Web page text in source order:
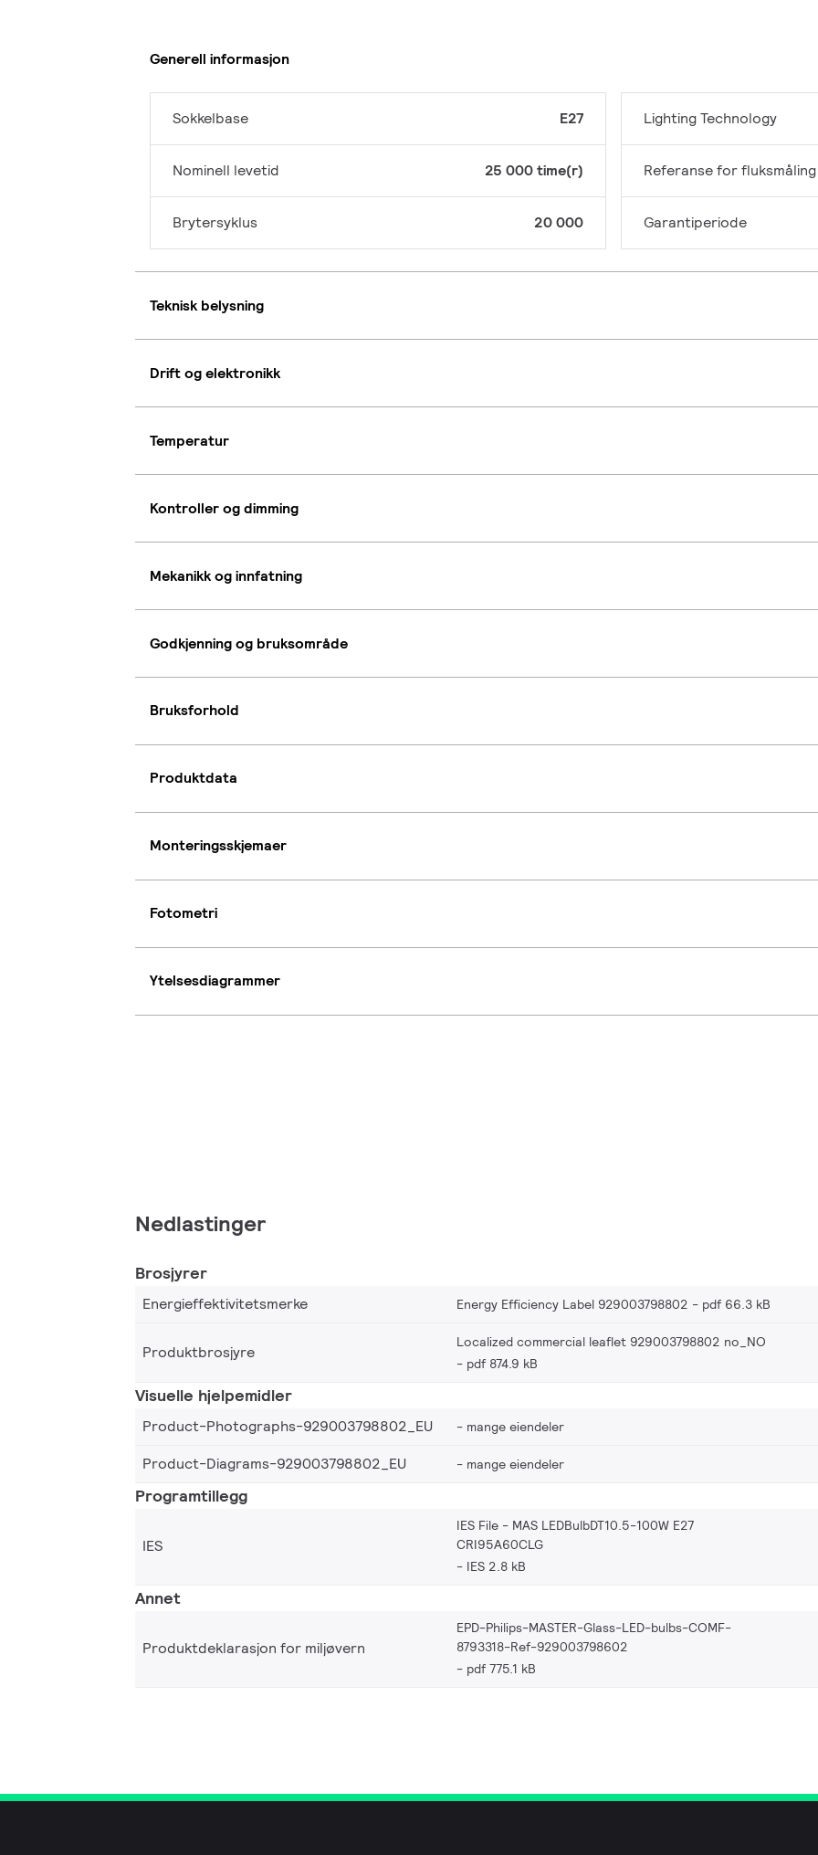
Generell informasjon
Sokkelbase E27
Nominell levetid 25 000 time(r)
Brytersyklus 20 000
Lighting Technology
Referanse for fluksmåling
Garantiperiode
Teknisk belysning
Drift og elektronikk
Temperatur
Kontroller og dimming
Mekanikk og innfatning
Godkjenning og bruksområde
Bruksforhold
Produktdata
Monteringsskjemaer
Fotometri
Ytelsesdiagrammer
Nedlastinger
Brosjyrer
Energieffektivitetsmerke Energy Efficiency Label 929003798802 pdf 66.3 kB
Produktbrosjyre
Localized commercial leaflet 929003798802 no_NO
pdf 874.9 kB
Visuelle hjelpemidler
Product-Photographs-929003798802_EU mange eiendeler
Product-Diagrams-929003798802_EU mange eiendeler
Programtillegg
IES
IES File - MAS LEDBulbDT10.5-100W E27
CRI95A60CLG
IES 2.8 kB
Annet
Produktdeklarasjon for miljøvern
EPD-Philips-MASTER-Glass-LED-bulbs-COMF-
8793318-Ref-929003798602
pdf 775.1 kB